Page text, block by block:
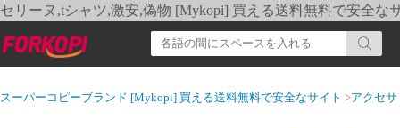
セリーヌ,tシャツ,激安,偽物 [Mykopi] 買える送料無料で安全な
スーパーコピーブランド [Mykopi] 買える送料無料で安全なサイト >アクセサ